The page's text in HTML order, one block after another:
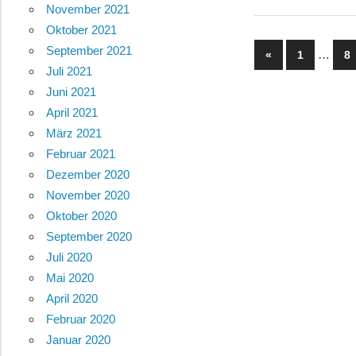
« Vorherige
Beiträge
1 … 8
November 2021
Oktober 2021
September 2021
Juli 2021
Juni 2021
April 2021
März 2021
Februar 2021
Dezember 2020
November 2020
Oktober 2020
September 2020
Juli 2020
Mai 2020
April 2020
Februar 2020
Januar 2020